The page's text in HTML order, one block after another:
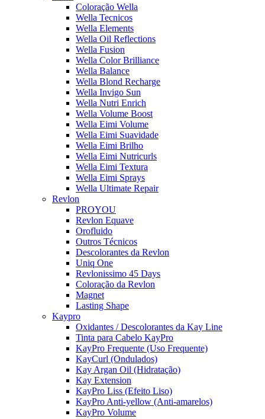
Coloração Wella
Wella Tecnicos
Wella Elements
Wella Oil Reflections
Wella Fusion
Wella Color Brilliance
Wella Balance
Wella Blond Recharge
Wella Invigo Sun
Wella Nutri Enrich
Wella Volume Boost
Wella Eimi Volume
Wella Eimi Suavidade
Wella Eimi Brilho
Wella Eimi Nutricurls
Wella Eimi Textura
Wella Eimi Sprays
Wella Ultimate Repair
Revlon
PROYOU
Revlon Equave
Orofluido
Outros Técnicos
Descolorantes da Revlon
Uniq One
Revlonissimo 45 Days
Coloração da Revlon
Magnet
Lasting Shape
Kaypro
Oxidantes / Descolorantes da Kay Line
Tinta para Cabelo KayPro
KayPro Frequente (Uso Frequente)
KayCurl (Ondulados)
Kay Argan Oil (Hidratação)
Kay Extension
KayPro Liss (Efeito Liso)
KayPro Anti-yellow (Anti-amarelos)
KayPro Volume